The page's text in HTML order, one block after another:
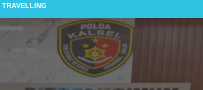
TRAVELLING